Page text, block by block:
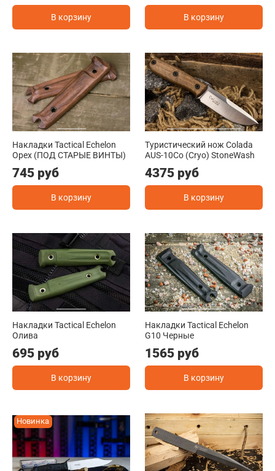
В корзину В корзину
Накладки Tactical Echelon
Орех (ПОД СТАРЫЕ ВИНТЫ)
745 руб
В корзину
Туристический нож Colada
AUS-10Co (Cryo) StoneWash
4375 руб
В корзину
Накладки Tactical Echelon
Олива
695 руб
В корзину
Накладки Tactical Echelon
G10 Черные
1565 руб
В корзину
Новинка